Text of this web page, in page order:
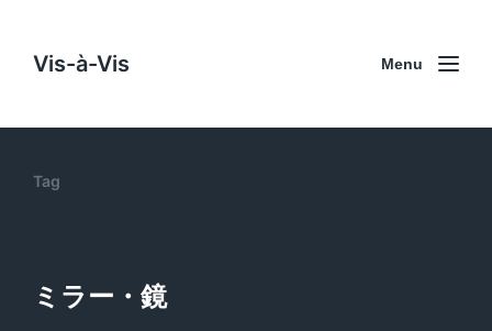
Vis-à-Vis Menu
Tag
ミラー・鏡